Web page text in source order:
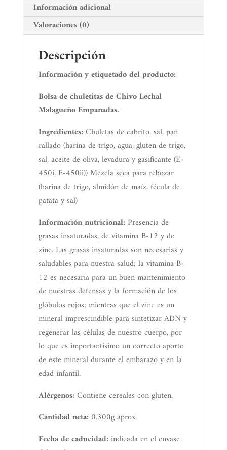
Información adicional
Valoraciones (0)
Descripción
Información y etiquetado del producto:
Bolsa de chuletitas de Chivo Lechal
Malagueño Empanadas.
Ingredientes:Chuletas de cabrito, sal, pan
rallado (harina de trigo, agua, gluten de trigo,
sal, aceite de oliva, levadura y gasificante (E-
450i, E-450ii)) Mezcla seca para rebozar
(harina de trigo, almidón de maíz, fécula de
patata y sal)
Información nutricional: Presencia de
grasas insaturadas, de vitamina B-12 y de
zinc. Las grasas insaturadas son necesarias y
saludables para nuestra salud; la vitamina B-
12 es necesaria para un buen mantenimiento
de nuestras defensas y la formación de los
glóbulos rojos; mientras que el zinc es un
mineral imprescindible para sintetizar ADN y
regenerar las células de nuestro cuerpo, por
lo que es importantísimo un correcto aporte
de este mineral durante el embarazo y en la
edad infantil.
Alérgenos:Contiene cereales con gluten.
Cantidad neta:0.300g aprox.
Fecha de caducidad:indicada en el envase